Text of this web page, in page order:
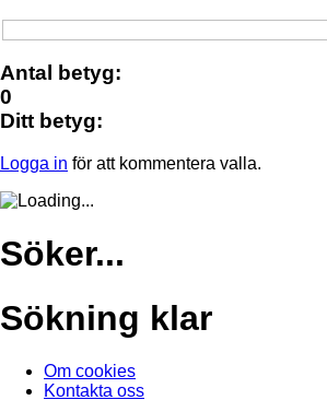
Antal betyg:
0
Ditt betyg:
Logga in för att kommentera valla.
Söker...
Sökning klar
Om cookies
Kontakta oss